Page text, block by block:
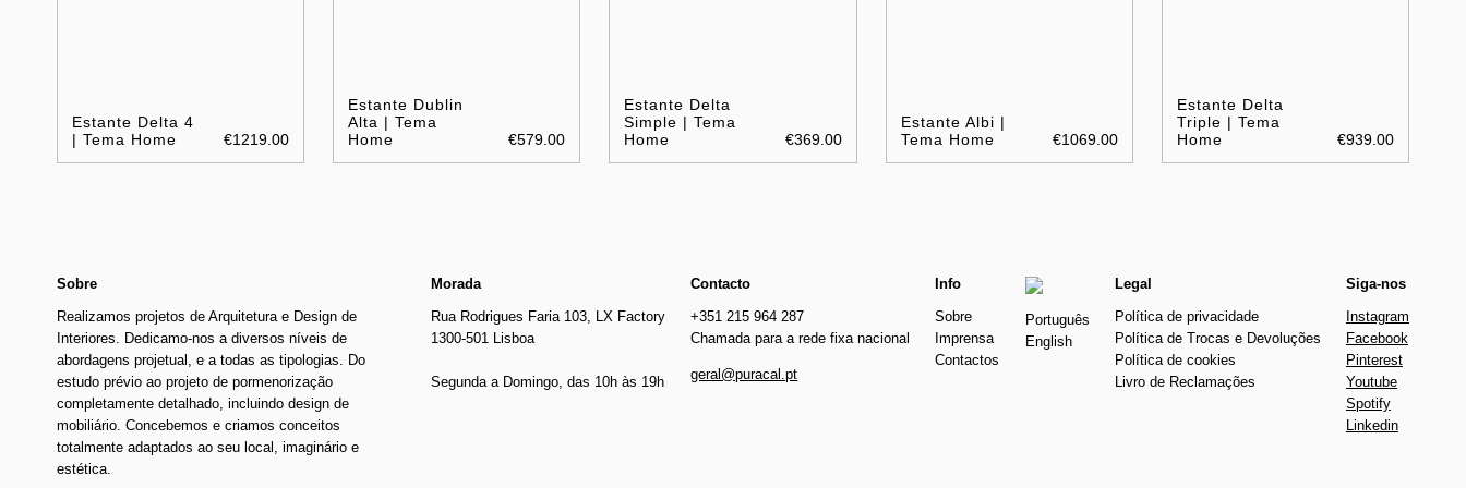
Estante Delta 4
| Tema Home
€1219.00
Estante Dublin
Alta | Tema
Home
€579.00
Estante Delta
Simple | Tema
Home
€369.00
Estante Albi |
Tema Home
€1069.00
Estante Delta
Triple | Tema
Home
€939.00
Sobre
Realizamos projetos de Arquitetura e Design de
Interiores. Dedicamo-nos a diversos níveis de
abordagens projetual, e a todas as tipologias. Do
estudo prévio ao projeto de pormenorização
completamente detalhado, incluindo design de
mobiliário. Concebemos e criamos conceitos
totalmente adaptados ao seu local, imaginário e
estética.
Morada
Rua Rodrigues Faria 103, LX Factory
1300-501 Lisboa
Segunda a Domingo, das 10h às 19h
Contacto
+351 215 964 287
Chamada para a rede fixa nacional
geral@puracal.pt
Info
Sobre
Imprensa
Contactos
Português
English
Legal
Política de privacidade
Política de Trocas e Devoluções
Política de cookies
Livro de Reclamações
Siga-nos
Instagram
Facebook
Pinterest
Youtube
Spotify
Linkedin